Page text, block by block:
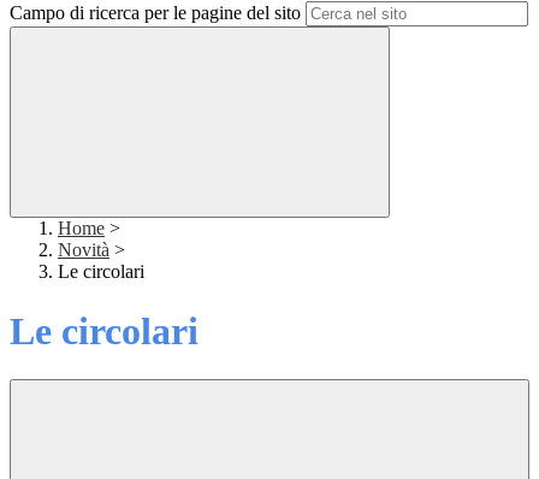
Campo di ricerca per le pagine del sito
Home >
Novità >
Le circolari
Le circolari